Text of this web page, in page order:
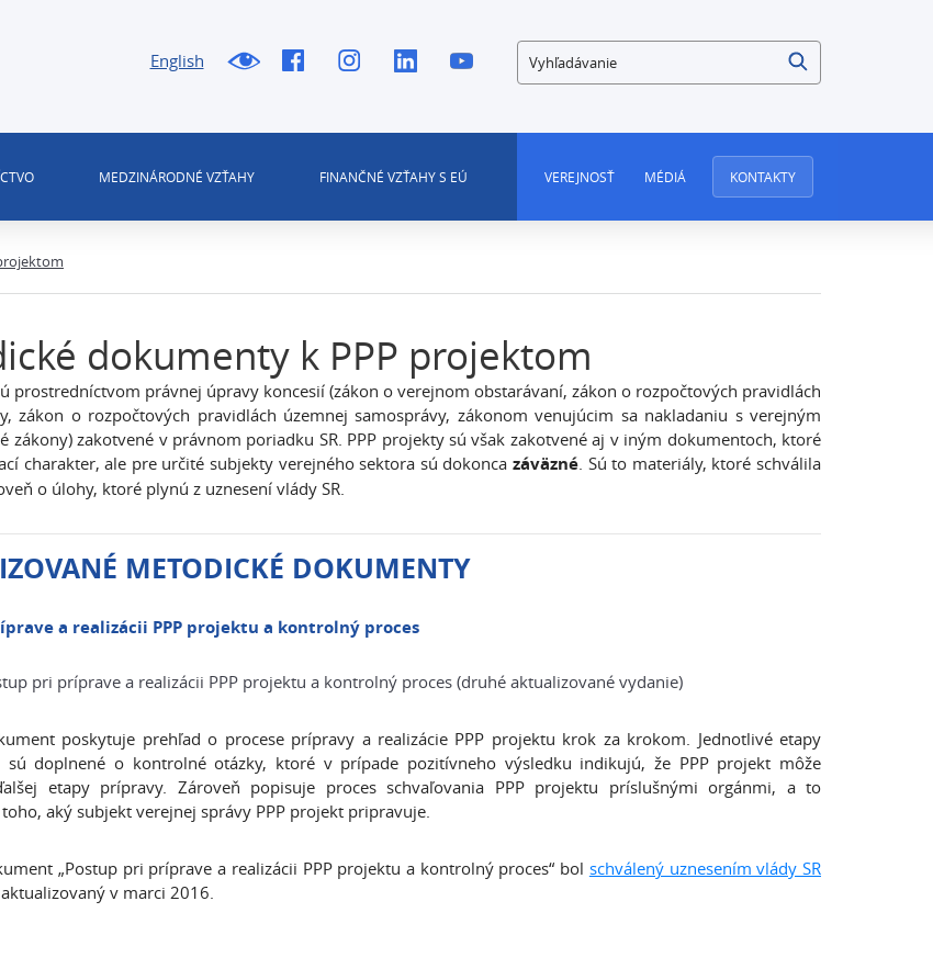
English Vyhľadávanie
MEDZINÁRODNÉ VZŤAHY FINANČNÉ VZŤAHY S EÚ VEREJNOSŤ MÉDIÁ KONTAKTY
dokumenty k PPP projektom
prostredníctvom právnej úpravy koncesií (zákon o verejnom obstarávaní, zákon o rozpočtových pravidlách
zákon o rozpočtových pravidlách územnej samosprávy, zákonom venujúcim sa nakladaniu s verejným
zákony) zakotvené v právnom poriadku SR. PPP projekty sú však zakotvené aj v iným dokumentoch, ktoré
charakter, ale pre určité subjekty verejného sektora sú dokoncazáväzné. Sú to materiály, ktoré schválila
o úlohy, ktoré plynú z uznesení vlády SR.
METODICKÉ DOKUMENTY
a realizácii PPP projektu a kontrolný proces
pri príprave a realizácii PPP projektu a kontrolný proces (druhé aktualizované vydanie)
poskytuje prehľad o procese prípravy a realizácie PPP projektu krok za krokom. Jednotlivé etapy
sú doplnené o kontrolné otázky, ktoré v prípade pozitívneho výsledku indikujú, že PPP projekt môže
etapy prípravy. Zároveň popisuje proces schvaľovania PPP projektu príslušnými orgánmi, a to
aký subjekt verejnej správy PPP projekt pripravuje.
„Postup pri príprave a realizácii PPP projektu a kontrolný proces“ bol schválený uznesením vlády SR
v marci 2016.